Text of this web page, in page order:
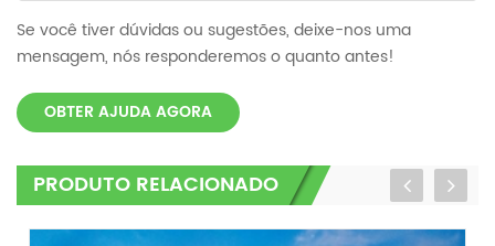
Se você tiver dúvidas ou sugestões, deixe-nos uma
mensagem, nós responderemos o quanto antes!
OBTER AJUDA AGORA
PRODUTO RELACIONADO